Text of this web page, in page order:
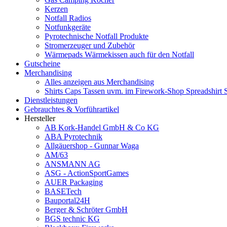
Kerzen
Notfall Radios
Notfunkgeräte
Pyrotechnische Notfall Produkte
Stromerzeuger und Zubehör
Wärmepads Wärmekissen auch für den Notfall
Gutscheine
Merchandising
Alles anzeigen aus Merchandising
Shirts Caps Tassen uvm. im Firework-Shop Spreadshirt
Dienstleistungen
Gebrauchtes & Vorführartikel
Hersteller
AB Kork-Handel GmbH & Co KG
ABA Pyrotechnik
Allgäuershop - Gunnar Waga
AM/63
ANSMANN AG
ASG - ActionSportGames
AUER Packaging
BASETech
Bauportal24H
Berger & Schröter GmbH
BGS technic KG